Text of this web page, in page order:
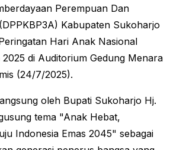
Perempuan Dan
Kabupaten Sukoharjo
Hari Anak Nasional
di Auditorium Gedung Menara
(24/7/2025).
oleh Bupati Sukoharjo Hj.
tema "Anak Hebat,
Indonesia Emas 2045" sebagai